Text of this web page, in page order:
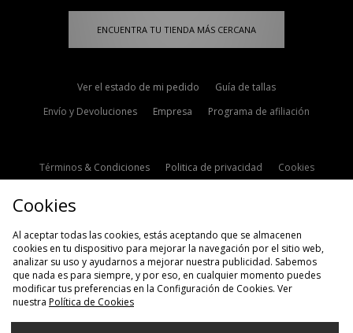
ENCUENTRA TU TIENDA MÁS CERCANA
Ver el estado de mi pedido
Guía de tallas
Envío y Devoluciones
Empresa Programa de afiliación
Términos & Condiciones Politica de privacidad
Cookies
Selecciona País
Cookies
Al aceptar todas las cookies, estás aceptando que se almacenen
cookies en tu dispositivo para mejorar la navegación por el sitio web,
analizar su uso y ayudarnos a mejorar nuestra publicidad. Sabemos
que nada es para siempre, y por eso, en cualquier momento puedes
modificar tus preferencias en la Configuración de Cookies. Ver
nuestra Política de Cookies